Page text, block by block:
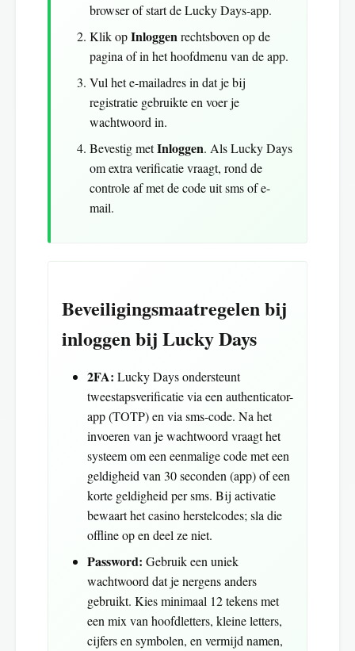
browser of start de Lucky Days-app.
Klik opInloggen rechtsboven op de
pagina of in het hoofdmenu van de app.
Vul het e-mailadres in dat je bij
registratie gebruikte en voer je
wachtwoord in.
Bevestig metInloggen. Als Lucky Days
om extra verificatie vraagt, rond de
controle af met de code uit sms of e-
mail.
Beveiligingsmaatregelen bij
inloggen bij Lucky Days
2FA: Lucky Days ondersteunt
tweestapsverificatie via een authenticator-
app (TOTP) en via sms-code. Na het
invoeren van je wachtwoord vraagt het
systeem om een eenmalige code met een
geldigheid van 30 seconden (app) of een
korte geldigheid per sms. Bij activatie
bewaart het casino herstelcodes; sla die
offline op en deel ze niet.
Password: Gebruik een uniek
wachtwoord dat je nergens anders
gebruikt. Kies minimaal 12 tekens met
een mix van hoofdletters, kleine letters,
cijfers en symbolen, en vermijd namen,